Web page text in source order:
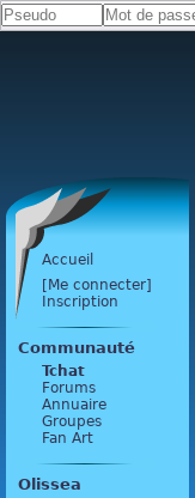
Accueil
[Me connecter]
Inscription
Communauté
Tchat
Forums
Annuaire
Groupes
Fan Art
Olissea